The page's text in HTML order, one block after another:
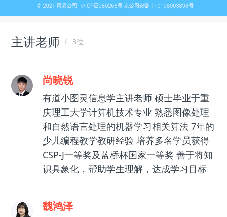
主讲老师 3位
尚晓锐
有道小图灵信息学主讲老师 硕士毕业于重
庆理工大学计算机技术专业 熟悉图像处理
和自然语言处理的机器学习相关算法 7年的
少儿编程教学教研经验 培养多名学员获得
CSP-J一等奖及蓝桥杯国家一等奖 善于将知
识具象化，帮助学生理解，达成学习目标
魏鸿泽